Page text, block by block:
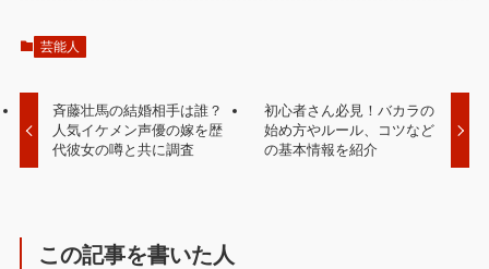
芸能人
斉藤壮馬の結婚相手は誰？
人気イケメン声優の嫁を歴
代彼女の噂と共に調査
初心者さん必見！バカラの
始め方やルール、コツなど
の基本情報を紹介
この記事を書いた人